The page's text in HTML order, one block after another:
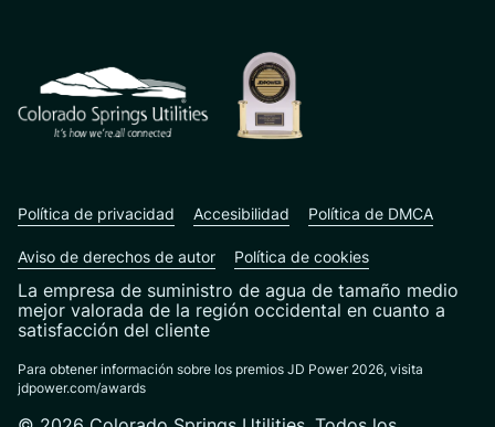
La empresa de suministro de agua de tamaño medio
mejor valorada de la región occidental en cuanto a
satisfacción del cliente
Para obtener información sobre los premios JD Power 2026, visita
jdpower.com/awards
Política de privacidad Accesibilidad Política de DMCA
Aviso de derechos de autor Política de cookies